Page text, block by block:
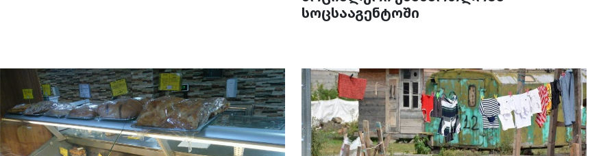
სოცსააგენტოში